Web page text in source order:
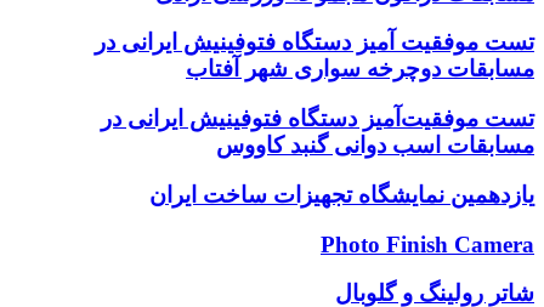
تست موفقیت آمیز دستگاه فتوفینیش ایرانی در
مسابقات دوچرخه سواری شهر آفتاب
تست موفقیت‌آمیز دستگاه فتوفینیش ایرانی در
مسابقات اسب دوانی گنبد کاووس
یازدهمین نمایشگاه تجهیزات ساخت ایران
Photo Finish Camera
شاتر رولینگ و گلوبال